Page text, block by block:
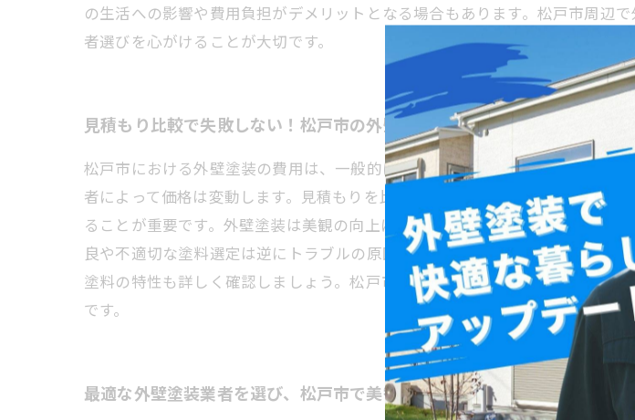
の生活への影響や費用負担がデメリットとなる場合もあります。松戸市周辺
者選びを心がけることが大切です。
見積もり比較で失敗しない！松戸市の外壁塗装費用の注意点とコツ
松戸市における外壁塗装の費用は、一般的に1平方メートルあたり3,000～
者によって価格は変動します。見積もりを比較する際には、単なる価格の安
ることが重要です。外壁塗装は美観の向上に加え、防水性向上や建物の劣化
良や不適切な塗料選定は逆にトラブルの原因となるため、信頼できる業者選
塗料の特性も詳しく確認しましょう。松戸市での外壁塗装を検討する際は、
です。
最適な外壁塗装業者を選び、松戸市で美観と資産価値を守る方法とは？